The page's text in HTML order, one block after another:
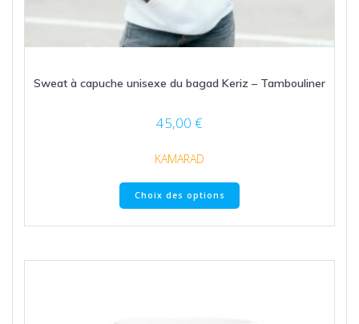
Sweat à capuche unisexe du bagad Keriz – Tambouliner
45,00 €
KAMARAD
Choix des options
Ce
Les